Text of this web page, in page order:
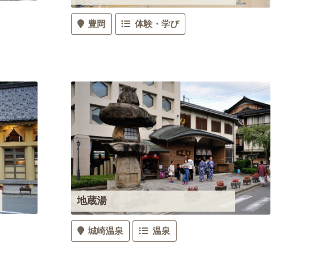
豊岡 体験・学び
地蔵湯
城崎温泉 温泉